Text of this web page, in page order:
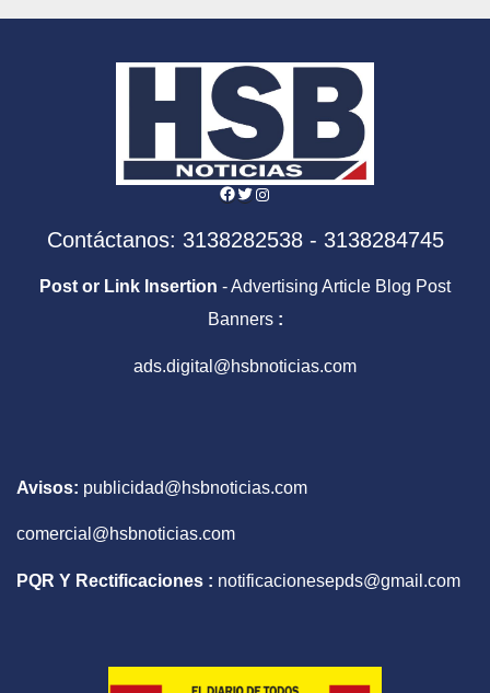
Facebook
Twitter
Instagram
Contáctanos: 3138282538 - 3138284745
Post or Link Insertion - Advertising Article Blog Post
Banners :
ads.digital@hsbnoticias.com
Avisos: publicidad@hsbnoticias.com
comercial@hsbnoticias.com
PQR Y Rectificaciones : notificacionesepds@gmail.com